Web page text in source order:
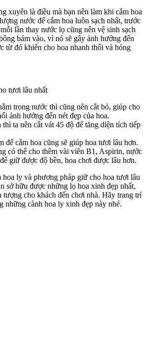
xuyên là điều mà bạn nên làm khi cắm hoa
nước để cắm hoa luôn sạch nhất, trước
lần thay nước lọ cũng nên vệ sinh sạch
bám vào, vì nó sẽ gây ảnh hưởng đến
từ đó khiến cho hoa nhanh thối và hỏng
tươi lâu nhất
trong nước thì cũng nên cắt bỏ, giúp cho
ảnh hưởng đến nét đẹp của hoa.
ta nên cắt vát 45 độ để tăng diện tích tiếp
để cắm hoa cũng sẽ giúp hoa tươi lâu hơn.
có thể cho thêm vài viên B1, Aspirin, nước
giữ được độ bền, hoa chơi được lâu hơn.
hoa ly và phương pháp giữ cho hoa tươi lâu
sở hữu được những lọ hoa xinh đẹp nhất,
tượng cho khách đến chơi nhà. Hãy trang trí
những cành hoa ly xinh đẹp này nhé.